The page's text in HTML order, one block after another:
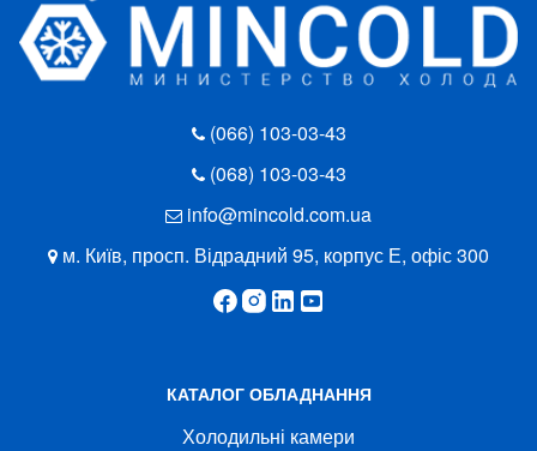
(066) 103-03-43
(068) 103-03-43
info@mincold.com.ua
м. Київ, просп. Відрадний 95, корпус Е, офіс 300
КАТАЛОГ ОБЛАДНАННЯ
Холодильні камери